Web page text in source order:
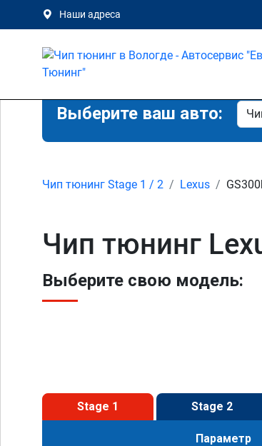
Наши адреса
Выберите ваш авто:
Чип тюнинг Stage 1 / 2 Lexus
Чип тюнинг
Выберите свою модель:
Stage 1 Stage 2
Параметр